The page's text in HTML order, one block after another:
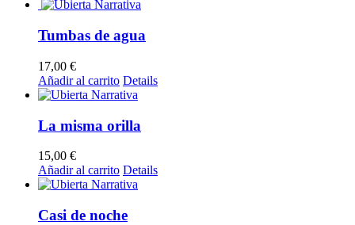
Tumbas de agua
17,00 €
Añadir al carrito Details
La misma orilla
15,00 €
Añadir al carrito Details
Casi de noche